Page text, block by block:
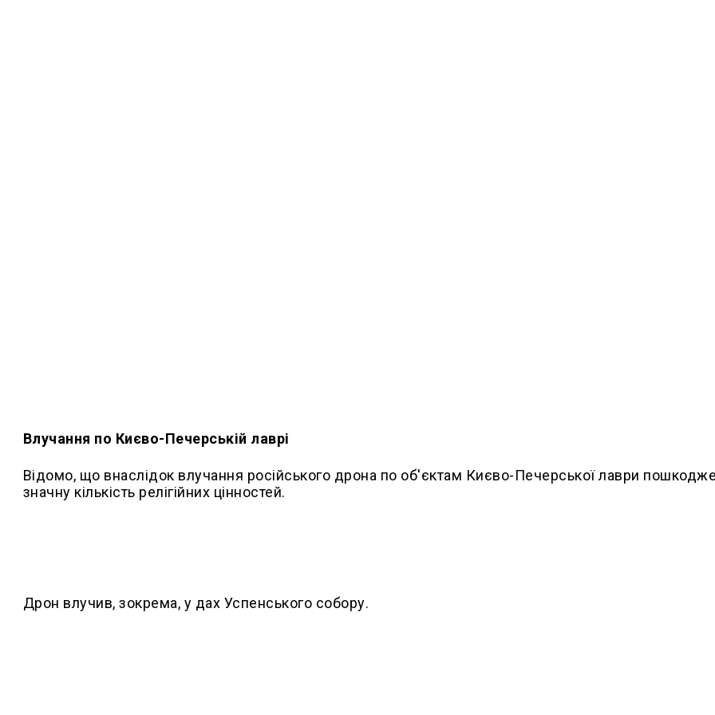
Влучання по Києво-Печерській лаврі
Відомо, що внаслідок влучання російського дрона по об'єктам Києво-Печерської лаври
значну кількість релігійних цінностей.
Дрон влучив, зокрема, у дах Успенського собору.